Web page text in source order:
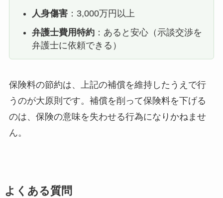
人身傷害：3,000万円以上
弁護士費用特約：あると安心（示談交渉を
弁護士に依頼できる）
保険料の節約は、上記の補償を維持したうえで行
うのが大原則です。補償を削って保険料を下げる
のは、保険の意味を失わせる行為になりかねませ
ん。
よくある質問